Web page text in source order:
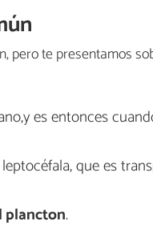
pero te presentamos
es entonces
que es
plancton.